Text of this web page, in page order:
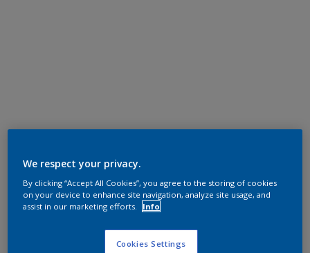
We respect your privacy.
By clicking “Accept All Cookies”, you agree to the storing of cookies
on your device to enhance site navigation, analyze site usage, and
assist in our marketing efforts.
Info
Cookies Settings